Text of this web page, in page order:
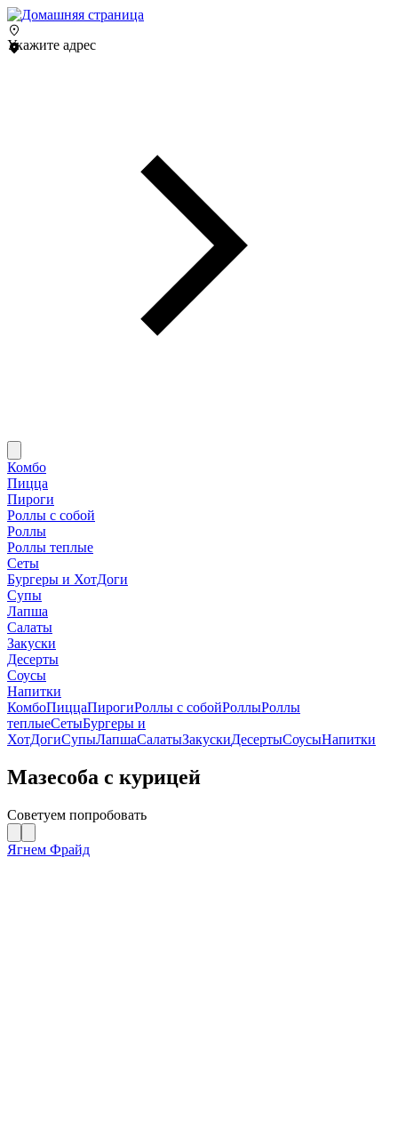
Укажите адрес
Комбо
Пицца
Пироги
Роллы с собой
Роллы
Роллы теплые
Сеты
Бургеры и ХотДоги
Супы
Лапша
Салаты
Закуски
Десерты
Соусы
Напитки
КомбоПиццаПирогиРоллы с собойРоллыРоллы
теплыеСетыБургеры и
ХотДогиСупыЛапшаСалатыЗакускиДесертыСоусыНапитки
Мазесоба с курицей
Советуем попробовать
Ягнем Фрайд